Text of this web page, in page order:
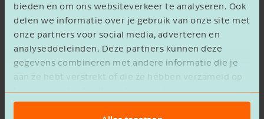
bieden en om ons websiteverkeer te analyseren. Ook
delen we informatie over je gebruik van onze site met
onze partners voor social media, adverteren en
analysedoeleinden. Deze partners kunnen deze
gegevens combineren met andere informatie die je
aan ze hebt verstrekt of die ze hebben verzameld op
basis van het gebruik van hun services.
Ik ga akkoord met hetprivacy statement
Verzenden